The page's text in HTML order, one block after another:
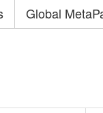
Global